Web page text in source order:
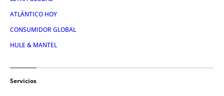
ATLÁNTICO HOY
CONSUMIDOR GLOBAL
HULE & MANTEL
Servicios